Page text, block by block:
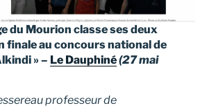
du Mourion classe ses deux
finale au concours national de
» – Le Dauphiné(27 mai
professeur de